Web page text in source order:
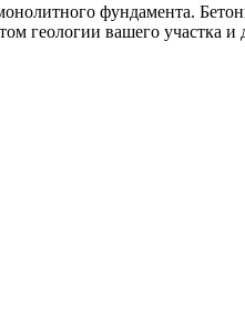
фундамента.
геологии вашего участка